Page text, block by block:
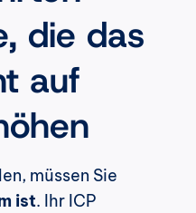
die das
auf
müssen Sie
ist. Ihr ICP